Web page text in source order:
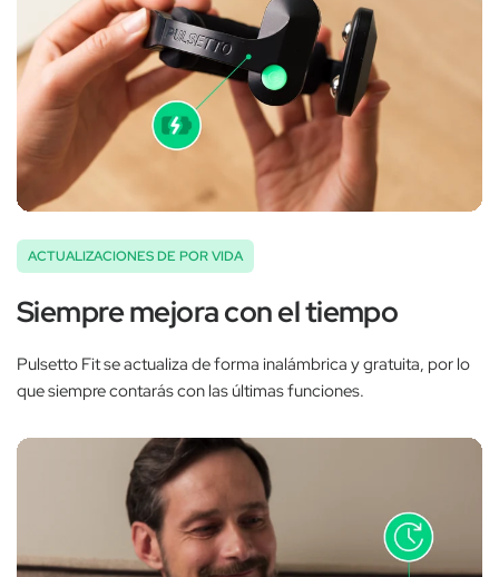
ACTUALIZACIONES DE POR VIDA
Siempre mejora con el tiempo
Pulsetto Fit se actualiza de forma inalámbrica y gratuita, por lo
que siempre contarás con las últimas funciones.